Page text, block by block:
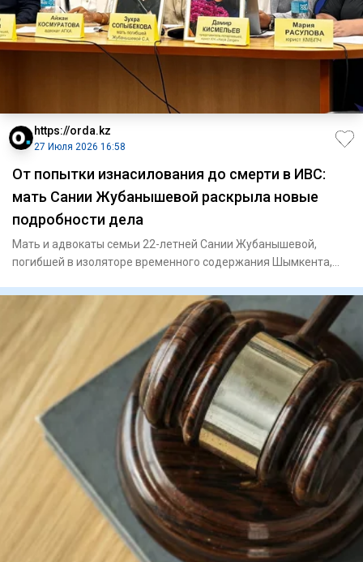
https://orda.kz
27 Июля 2026 16:58
От попытки изнасилования до смерти в ИВС:
мать Сании Жубанышевой раскрыла новые
подробности дела
Мать и адвокаты семьи 22-летней Сании Жубанышевой,
погибшей в изоляторе временного содержания Шымкента,